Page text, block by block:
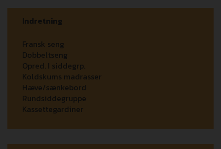
Indretning
Fransk seng
Dobbeltseng
Opred. I siddegrp.
Koldskums madrasser
Hæve/sænkebord
Rundsiddegruppe
Kassettegardiner